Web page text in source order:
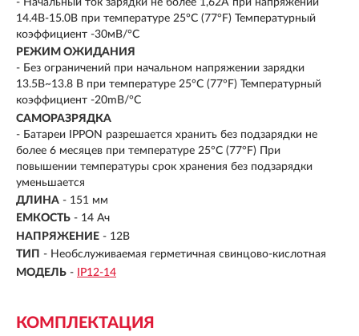
14.4В-15.0В при температуре 25°C (77°F) Температурный
коэффициент -30мВ/°C
РЕЖИМ ОЖИДАНИЯ
- Без ограничений при начальном напряжении зарядки
13.5В~13.8 В при температуре 25°C (77°F) Температурный
коэффициент -20mВ/°C
САМОРАЗРЯДКА
- Батареи IPPON разрешается хранить без подзарядки не
более 6 месяцев при температуре 25°C (77°F) При
повышении температуры срок хранения без подзарядки
уменьшается
ДЛИНА - 151 мм
ЕМКОСТЬ - 14 Ач
НАПРЯЖЕНИЕ - 12В
ТИП - Необслуживаемая герметичная свинцово-кислотная
МОДЕЛЬ - IP12-14
КОМПЛЕКТАЦИЯ